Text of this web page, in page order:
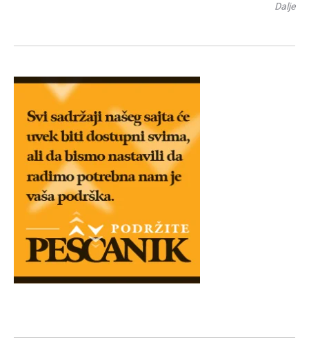
Dalje